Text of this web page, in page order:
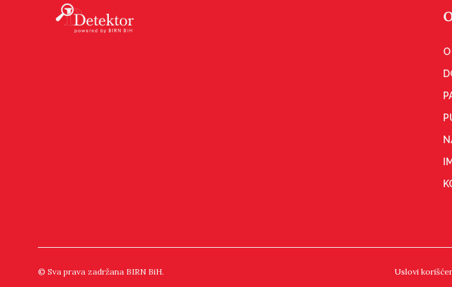
© Sva prava zadržana BIRN BiH. Uslovi